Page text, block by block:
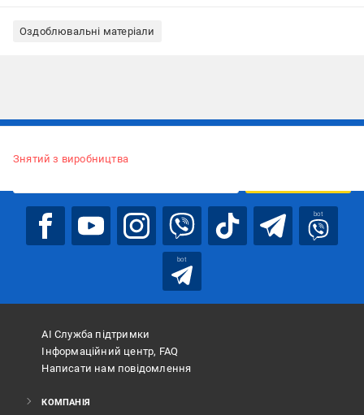
Оздоблювальні матеріали
Знятий з виробництва
bot
bot
АІ Служба підтримки
Інформаційний центр, FAQ
Написати нам повідомлення
КОМПАНІЯ